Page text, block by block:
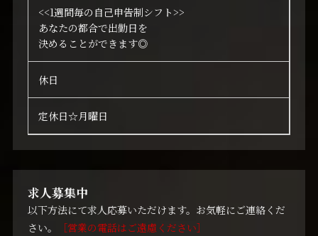
<<1週間毎の自己申告制シフト>>
あなたの都合で出勤日を
決めることができます◎
休日
定休日☆月曜日
求人募集中
以下方法にて求人応募いただけます。お気軽にご連絡くだ
さい。
［営業の電話はご遠慮ください］